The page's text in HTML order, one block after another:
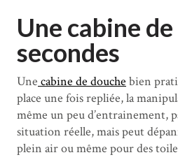
Une cabine
secondes
Une cabine de douche bien
place une fois repliée, la
même un peu d’entrainement,
situation réelle, mais peut
plein air ou même pour des